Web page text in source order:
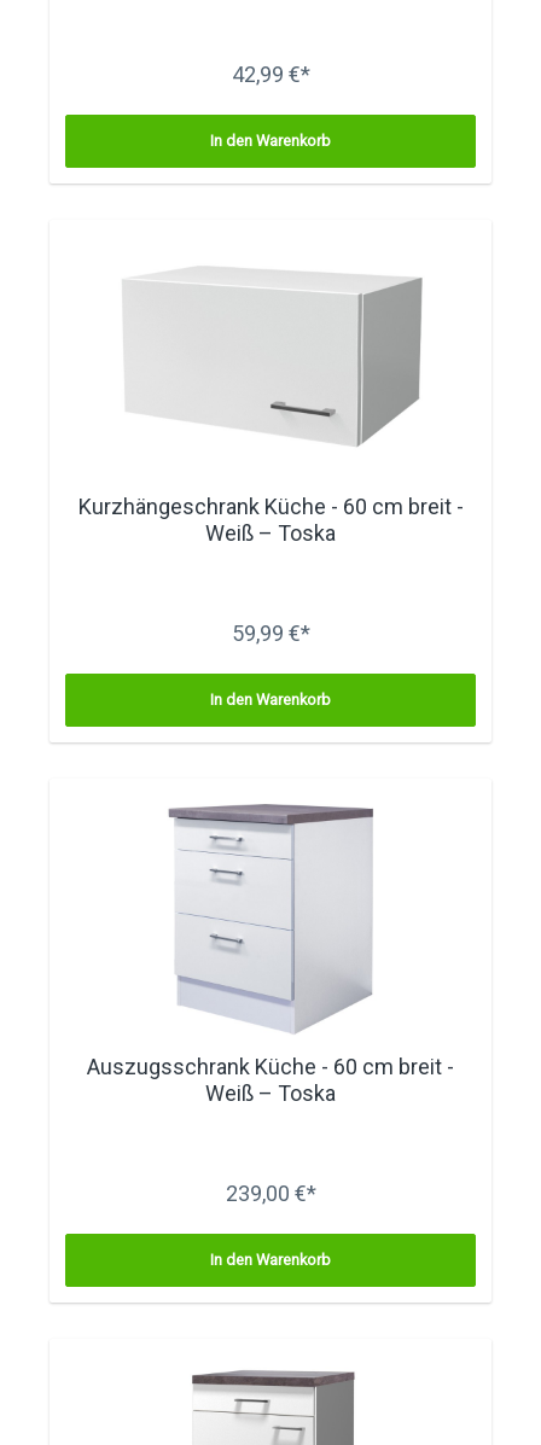
42,99 €*
In den Warenkorb
Kurzhängeschrank Küche - 60 cm breit -
Weiß – Toska
59,99 €*
In den Warenkorb
Auszugsschrank Küche - 60 cm breit -
Weiß – Toska
239,00 €*
In den Warenkorb